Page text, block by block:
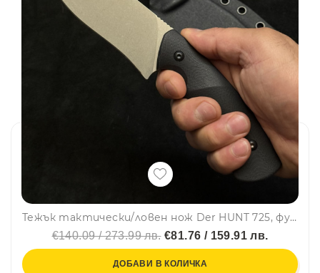
Тежък тактически/ловен нож Der HUNT 725, фултанг, стомана D2 , дръжка G10, тактическа кания KYDEX
€140.09 / 273.99 лв.€81.76 / 159.91 лв.
ДОБАВИ В КОЛИЧКА